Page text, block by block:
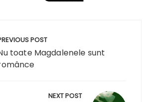
POST
toate Magdalenele sunt
NEXT POST